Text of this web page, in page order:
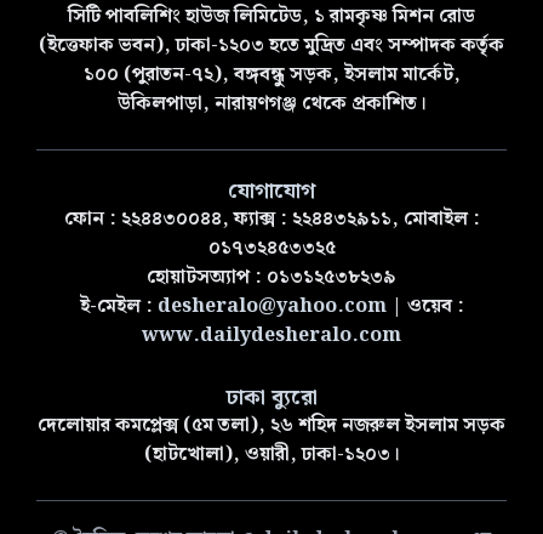
সিটি পাবলিশিং হাউজ লিমিটেড, ১ রামকৃষ্ণ মিশন রোড
(ইত্তেফাক ভবন), ঢাকা-১২০৩ হতে মুদ্রিত এবং সম্পাদক কর্তৃক
১০০ (পুরাতন-৭২), বঙ্গবন্ধু সড়ক, ইসলাম মার্কেট,
উকিলপাড়া, নারায়ণগঞ্জ থেকে প্রকাশিত।
যোগাযোগ
ফোন : ২২৪৪৩০০৪৪, ফ্যাক্স : ২২৪৪৩২৯১১, মোবাইল :
০১৭৩২৪৫৩৩২৫
হোয়াটসঅ্যাপ : ০১৩১২৫৩৮২৩৯
ই-মেইল : desheralo@yahoo.com| ওয়েব :
www.dailydesheralo.com
ঢাকা ব্যুরো
দেলোয়ার কমপ্লেক্স (৫ম তলা), ২৬ শহিদ নজরুল ইসলাম সড়ক
(হাটখোলা), ওয়ারী, ঢাকা-১২০৩।